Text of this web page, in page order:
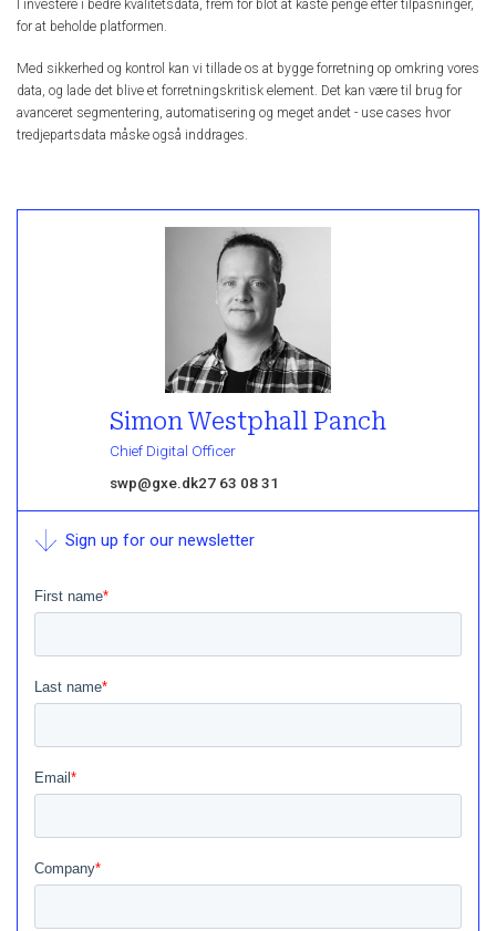
I investere i bedre kvalitetsdata, frem for blot at kaste penge efter tilpasninger,
for at beholde platformen.
Med sikkerhed og kontrol kan vi tillade os at bygge forretning op omkring vores
data, og lade det blive et forretningskritisk element. Det kan være til brug for
avanceret segmentering, automatisering og meget andet - use cases hvor
tredjepartsdata måske også inddrages.
Simon Westphall Panch
Chief Digital Officer
swp@gxe.dk27 63 08 31
Sign up for our newsletter